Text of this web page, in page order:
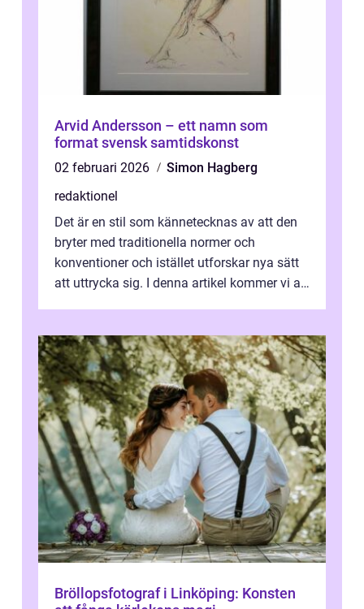
Arvid Andersson – ett namn som
format svensk samtidskonst
02 februari 2026
Simon Hagberg
redaktionel
Det är en stil som kännetecknas av att den
bryter med traditionella normer och
konventioner och istället utforskar nya sätt
att uttrycka sig. I denna artikel kommer vi att
Bröllopsfotograf i Linköping: Konsten